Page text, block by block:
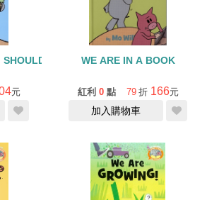
I SHARE MY ICE CREAM? /精裝/
元
WE ARE IN A BOOK
紅利 0 點 79 折 166元
加入購物車